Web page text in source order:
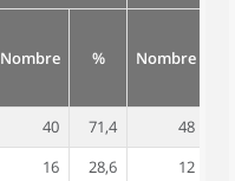
Nombre % Nombre
40 71,4 48
16 28,6 12